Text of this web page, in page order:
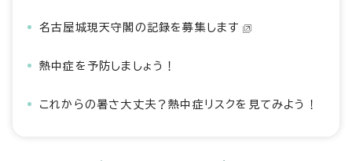
名古屋城現天守閣の記録を募集します
熱中症を予防しましょう！
これからの暑さ大丈夫？熱中症リスクを見てみよう！